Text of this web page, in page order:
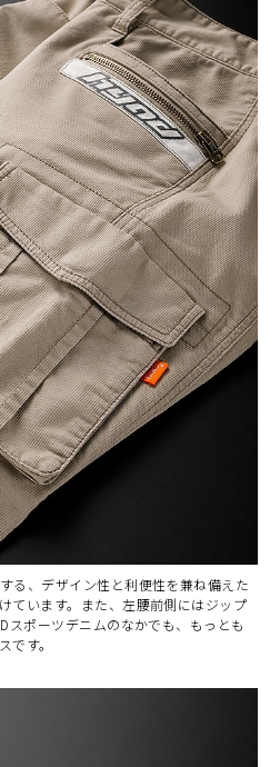
る、デザイン性と利便性を兼ね備えた
ています。また、左腰前側にはジップ
スポーツデニムのなかでも、もっとも
す。